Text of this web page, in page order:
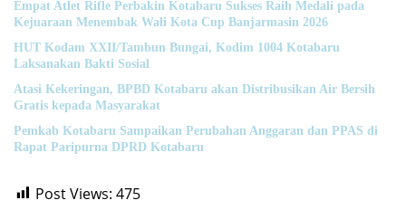
Empat Atlet Rifle Perbakin Kotabaru Sukses Raih Medali pada
Kejuaraan Menembak Wali Kota Cup Banjarmasin 2026
HUT Kodam XXII/Tambun Bungai, Kodim 1004 Kotabaru
Laksanakan Bakti Sosial
Atasi Kekeringan, BPBD Kotabaru akan Distribusikan Air Bersih
Gratis kepada Masyarakat
Pemkab Kotabaru Sampaikan Perubahan Anggaran dan PPAS di
Rapat Paripurna DPRD Kotabaru
Post Views: 475